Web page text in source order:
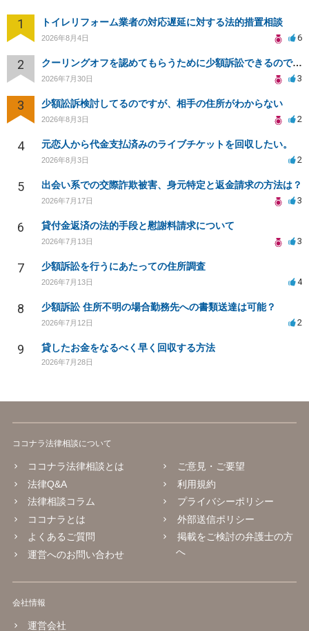
1 トイレリフォーム業者の対応遅延に対する法的措置相談
2026年8月4日 6
2 クーリングオフを認めてもらうために少額訴訟できるのでしょうか。
2026年7月30日 3
3 少額訟訴検討してるのですが、相手の住所がわからない
2026年8月3日 2
4 元恋人から代金支払済みのライブチケットを回収したい。
2026年8月3日 2
5 出会い系での交際詐欺被害、身元特定と返金請求の方法は？
2026年7月17日 3
6 貸付金返済の法的手段と慰謝料請求について
2026年7月13日 3
7 少額訴訟を行うにあたっての住所調査
2026年7月13日 4
8 少額訴訟 住所不明の場合勤務先への書類送達は可能？
2026年7月12日 2
9 貸したお金をなるべく早く回収する方法
2026年7月28日
ココナラ法律相談について
ココナラ法律相談とは
法律Q&A
法律相談コラム
ココナラとは
よくあるご質問
運営へのお問い合わせ
ご意見・ご要望
利用規約
プライバシーポリシー
外部送信ポリシー
掲載をご検討の弁護士の方
へ
会社情報
運営会社